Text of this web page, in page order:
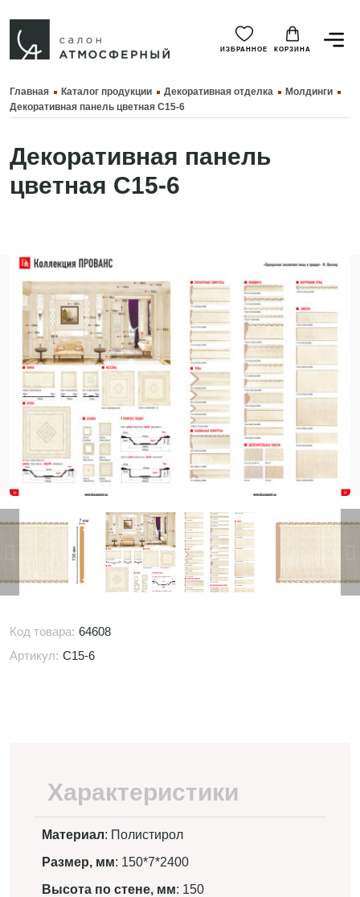
ИЗБРАННОЕ КОРЗИНА
Главная Каталог продукции Декоративная отделка
Молдинги
Декоративная панель цветная C15-6
Декоративная панель
цветная C15-6
Код товара: 64608
Артикул: C15-6
Характеристики
Материал: Полистирол
Размер, мм: 150*7*2400
Высота по стене, мм: 150